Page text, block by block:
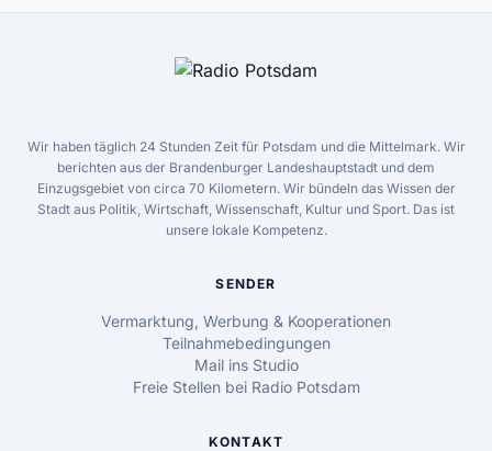
Wir haben täglich 24 Stunden Zeit für Potsdam und die Mittelmark. Wir
berichten aus der Brandenburger Landeshauptstadt und dem
Einzugsgebiet von circa 70 Kilometern. Wir bündeln das Wissen der
Stadt aus Politik, Wirtschaft, Wissenschaft, Kultur und Sport. Das ist
unsere lokale Kompetenz.
SENDER
Vermarktung, Werbung & Kooperationen
Teilnahmebedingungen
Mail ins Studio
Freie Stellen bei Radio Potsdam
KONTAKT